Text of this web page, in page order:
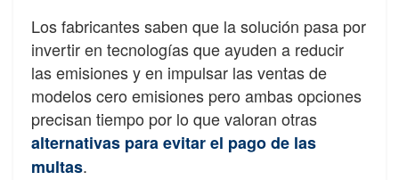
Los fabricantes saben que la solución pasa por
invertir en tecnologías que ayuden a reducir
las emisiones y en impulsar las ventas de
modelos cero emisiones pero ambas opciones
precisan tiempo por lo que valoran otras
alternativas para evitar el pago de las
multas.